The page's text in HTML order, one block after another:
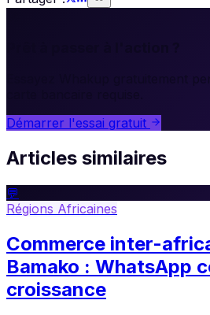
Essayez Whakup gratuitement
Démarrer l'essai gratuit
Articles similaires
💬
Régions Africaines
Commerce inter-
Bamako : WhatsApp
croissance